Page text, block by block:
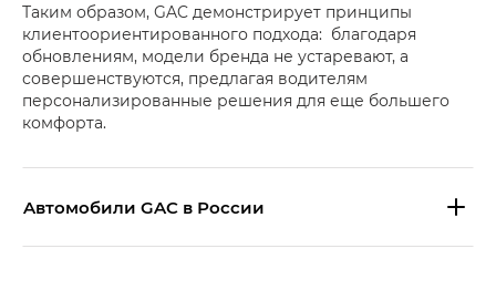
Таким образом, GAC демонстрирует принципы
клиентоориентированного подхода: благодаря
обновлениям, модели бренда не устаревают, а
совершенствуются, предлагая водителям
персонализированные решения для еще большего
комфорта.
Aвтомобили GAC в России